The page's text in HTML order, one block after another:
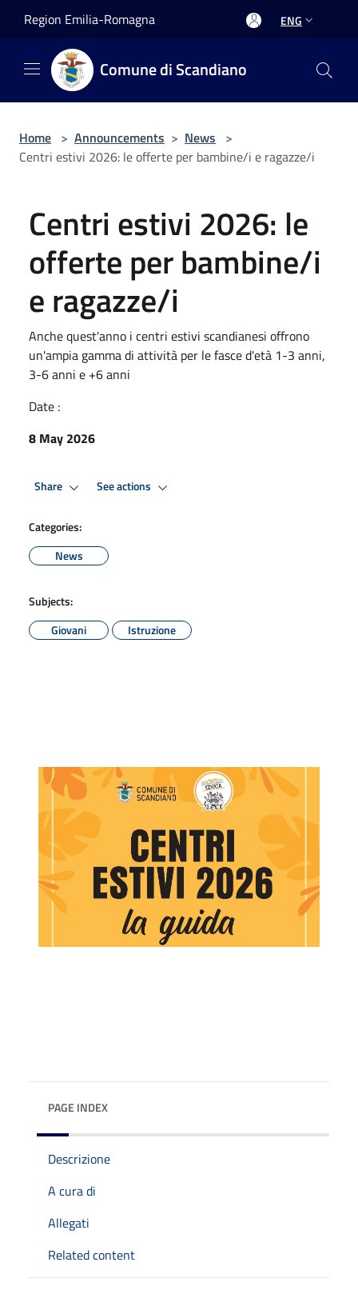
Region Emilia-Romagna ENG
Comune di Scandiano
Home > Announcements > News >
Centri estivi 2026: le offerte per bambine/i e ragazze/i
Centri estivi 2026: le
offerte per bambine/i
e ragazze/i
Anche quest'anno i centri estivi scandianesi offrono
un'ampia gamma di attività per le fasce d'età 1-3 anni,
3-6 anni e +6 anni
Date :
8 May 2026
Share See actions
Categories:
News
Subjects:
Giovani
Istruzione
PAGE INDEX
Descrizione
A cura di
Allegati
Related content